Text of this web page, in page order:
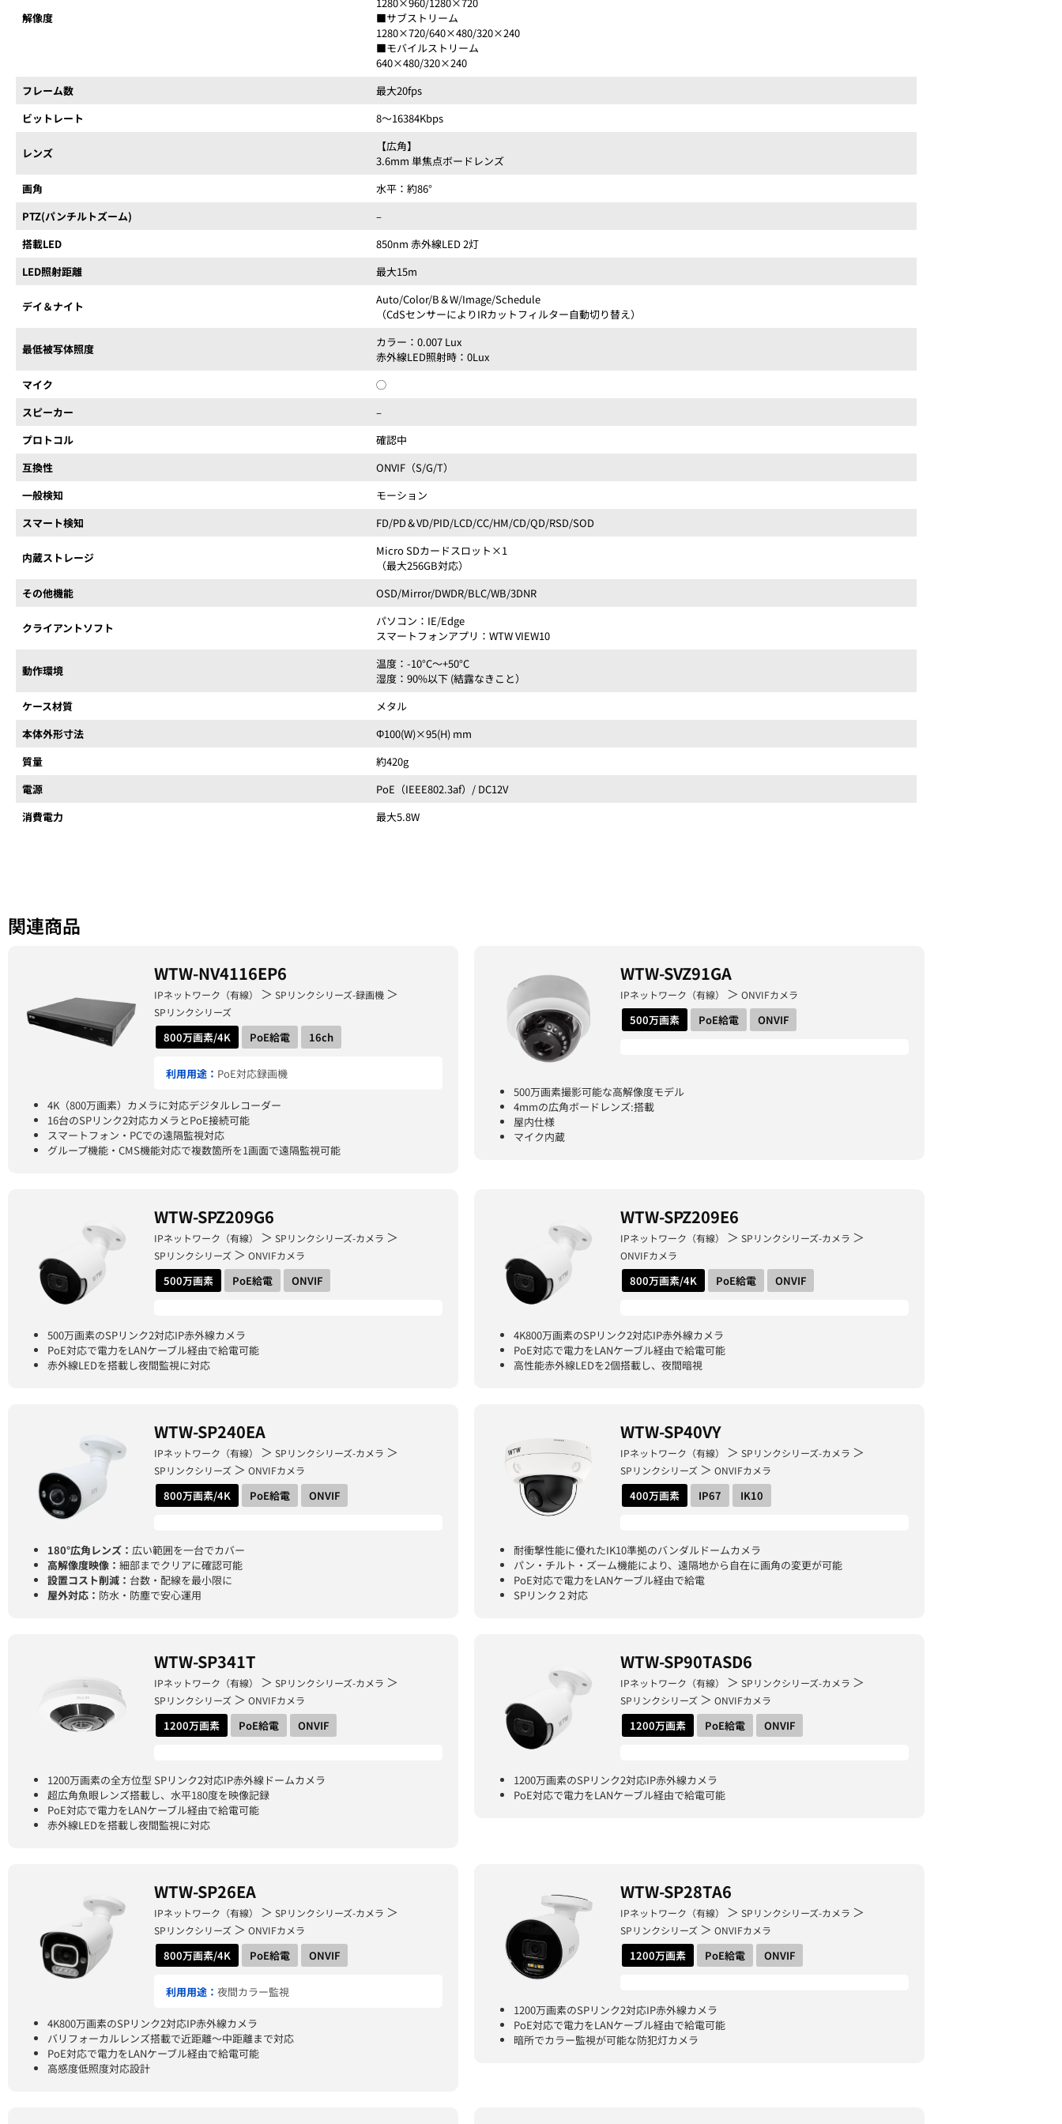
解像度
■サブストリーム
1280×720/640×480/320×240
■モバイルストリーム
640×480/320×240
フレーム数
最大20fps
ビットレート
8～16384Kbps
レンズ
【広角】
3.6mm 単焦点ボードレンズ
画角
水平：約86°
PTZ(パンチルトズーム)
–
搭載LED
850nm 赤外線LED 2灯
LED照射距離
最大15m
デイ＆ナイト
Auto/Color/B＆W/Image/Schedule
（CdSセンサーによりIRカットフィルター自動切り替え）
最低被写体照度
カラー：0.007 Lux
赤外線LED照射時：0Lux
マイク
◯
スピーカー
–
プロトコル
確認中
互換性
ONVIF（S/G/T）
一般検知
モーション
スマート検知
FD/PD＆VD/PID/LCD/CC/HM/CD/QD/RSD/SOD
内蔵ストレージ
Micro SDカードスロット×1
（最大256GB対応）
その他機能
OSD/Mirror/DWDR/BLC/WB/3DNR
クライアントソフト
パソコン：IE/Edge
スマートフォンアプリ：WTW VIEW10
動作環境
温度：-10°C～+50°C
湿度：90%以下 (結露なきこと）
ケース材質
メタル
本体外形寸法
Φ100(W)×95(H) mm
質量
約420g
電源
PoE（IEEE802.3af）/ DC12V
消費電力
最大5.8W
関連商品
WTW-NV4116EP6
IPネットワーク（有線） ＞ SPリンクシリーズ-録画機 ＞
SPリンクシリーズ
800万画素/4K PoE給電 16ch
利用用途： PoE対応録画機
4K（800万画素）カメラに対応デジタルレコーダー
16台のSPリンク2対応カメラとPoE接続可能
スマートフォン・PCでの遠隔監視対応
グループ機能・CMS機能対応で複数箇所を1画面で遠隔監視可能
WTW-SVZ91GA
IPネットワーク（有線） ＞ ONVIFカメラ
500万画素 PoE給電 ONVIF
500万画素撮影可能な高解像度モデル
4mmの広角ボードレンズ:搭載
屋内仕様
マイク内蔵
WTW-SPZ209G6
IPネットワーク（有線） ＞ SPリンクシリーズ-カメラ ＞
SPリンクシリーズ ＞ ONVIFカメラ
500万画素 PoE給電 ONVIF
500万画素のSPリンク2対応IP赤外線カメラ
PoE対応で電力をLANケーブル経由で給電可能
赤外線LEDを搭載し夜間監視に対応
WTW-SPZ209E6
IPネットワーク（有線） ＞ SPリンクシリーズ-カメラ ＞
ONVIFカメラ
800万画素/4K PoE給電 ONVIF
4K800万画素のSPリンク2対応IP赤外線カメラ
PoE対応で電力をLANケーブル経由で給電可能
高性能赤外線LEDを2個搭載し、夜間暗視
WTW-SP240EA
IPネットワーク（有線） ＞ SPリンクシリーズ-カメラ ＞
SPリンクシリーズ ＞ ONVIFカメラ
800万画素/4K PoE給電 ONVIF
180°広角レンズ： 広い範囲を一台でカバー
高解像度映像： 細部までクリアに確認可能
設置コスト削減： 台数・配線を最小限に
屋外対応： 防水・防塵で安心運用
WTW-SP40VY
IPネットワーク（有線） ＞ SPリンクシリーズ-カメラ ＞
SPリンクシリーズ ＞ ONVIFカメラ
400万画素 IP67 IK10
耐衝撃性能に優れたIK10準拠のバンダルドームカメラ
パン・チルト・ズーム機能により、遠隔地から自在に画角の変更が可能
PoE対応で電力をLANケーブル経由で給電
SPリンク２対応
WTW-SP341T
IPネットワーク（有線） ＞ SPリンクシリーズ-カメラ ＞
SPリンクシリーズ ＞ ONVIFカメラ
1200万画素 PoE給電 ONVIF
1200万画素の全方位型 SPリンク2対応IP赤外線ドームカメラ
超広角魚眼レンズ搭載し、水平180度を映像記録
PoE対応で電力をLANケーブル経由で給電可能
赤外線LEDを搭載し夜間監視に対応
WTW-SP90TASD6
IPネットワーク（有線） ＞ SPリンクシリーズ-カメラ ＞
SPリンクシリーズ ＞ ONVIFカメラ
1200万画素 PoE給電 ONVIF
1200万画素のSPリンク2対応IP赤外線カメラ
PoE対応で電力をLANケーブル経由で給電可能
WTW-SP26EA
IPネットワーク（有線） ＞ SPリンクシリーズ-カメラ ＞
SPリンクシリーズ ＞ ONVIFカメラ
800万画素/4K PoE給電 ONVIF
利用用途： 夜間カラー監視
4K800万画素のSPリンク2対応IP赤外線カメラ
バリフォーカルレンズ搭載で近距離～中距離まで対応
PoE対応で電力をLANケーブル経由で給電可能
高感度低照度対応設計
WTW-SP28TA6
IPネットワーク（有線） ＞ SPリンクシリーズ-カメラ ＞
SPリンクシリーズ ＞ ONVIFカメラ
1200万画素 PoE給電 ONVIF
1200万画素のSPリンク2対応IP赤外線カメラ
PoE対応で電力をLANケーブル経由で給電可能
暗所でカラー監視が可能な防犯灯カメラ